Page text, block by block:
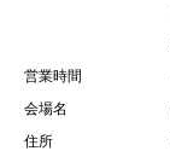
営業時間
会場名
住所